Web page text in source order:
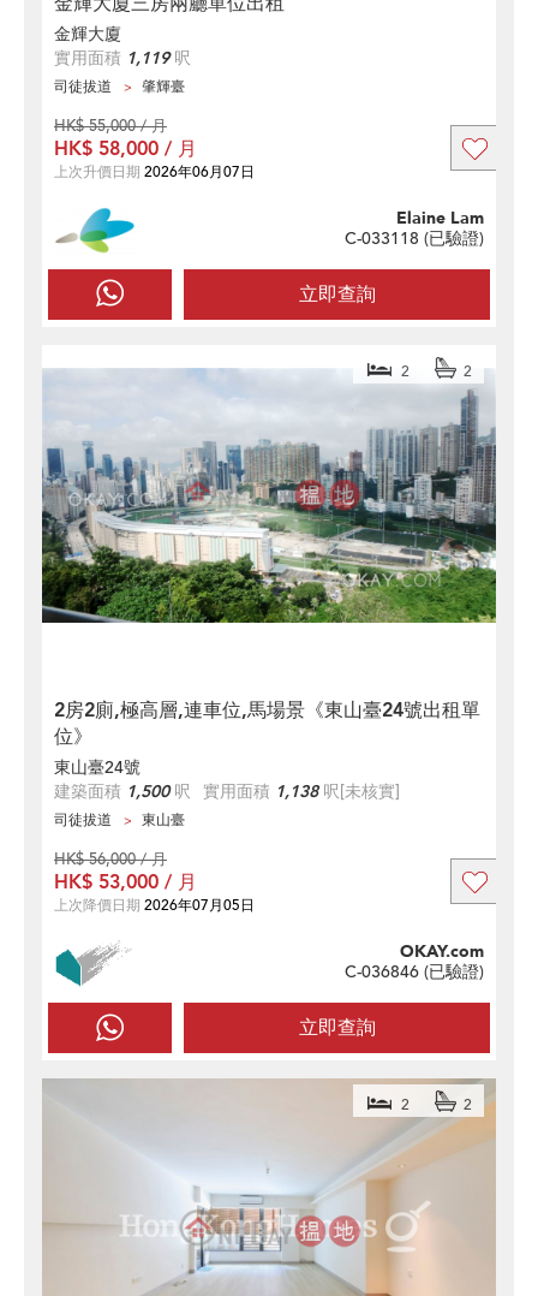
金輝大廈
實用面積 1,119呎
司徒拔道 肇輝臺
立即查詢
Elaine Lam
C-033118 (已驗證)
HK$ 55,000 / 月
HK$ 58,000 / 月
上次升價日期 2026年06月07日
2房2廁,極高層,連車位,馬場景《東山臺24號出租單
位》
2 2
東山臺24號
建築面積 1,500呎 實用面積 1,138呎[未核實]
司徒拔道 東山臺
立即查詢
OKAY.com
C-036846 (已驗證)
HK$ 56,000 / 月
HK$ 53,000 / 月
上次降價日期 2026年07月05日
2 2